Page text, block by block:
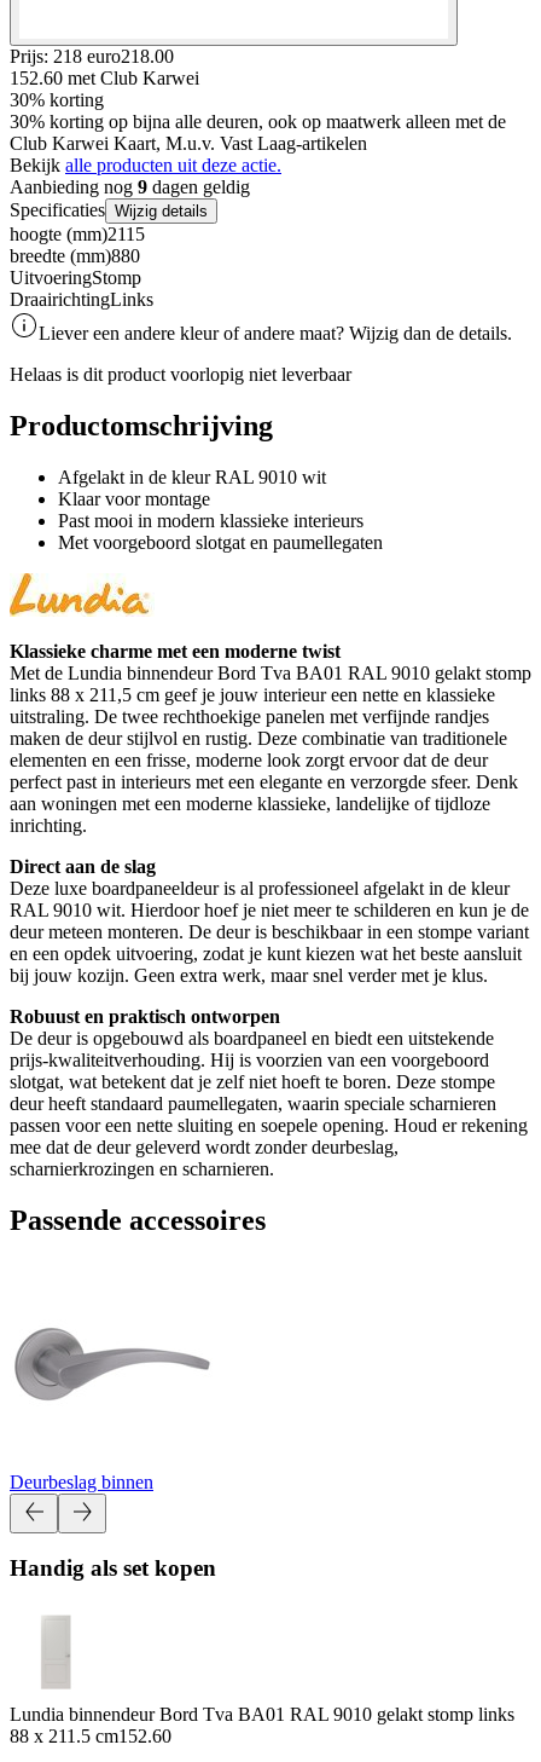
Prijs: 218 euro218.00
152.60 met Club Karwei
30% korting
30% korting op bijna alle deuren, ook op maatwerk alleen met de
Club Karwei Kaart, M.u.v. Vast Laag-artikelen
Bekijk alle producten uit deze actie.
Aanbieding nog 9 dagen geldig
Specificaties Wijzig details
hoogte (mm)2115
breedte (mm)880
UitvoeringStomp
DraairichtingLinks
Liever een andere kleur of andere maat? Wijzig dan de details.
Helaas is dit product voorlopig niet leverbaar
Productomschrijving
Afgelakt in de kleur RAL 9010 wit
Klaar voor montage
Past mooi in modern klassieke interieurs
Met voorgeboord slotgat en paumellegaten
Klassieke charme met een moderne twist
Met de Lundia binnendeur Bord Tva BA01 RAL 9010 gelakt stomp
links 88 x 211,5 cm geef je jouw interieur een nette en klassieke
uitstraling. De twee rechthoekige panelen met verfijnde randjes
maken de deur stijlvol en rustig. Deze combinatie van traditionele
elementen en een frisse, moderne look zorgt ervoor dat de deur
perfect past in interieurs met een elegante en verzorgde sfeer. Denk
aan woningen met een moderne klassieke, landelijke of tijdloze
inrichting.
Direct aan de slag
Deze luxe boardpaneeldeur is al professioneel afgelakt in de kleur
RAL 9010 wit. Hierdoor hoef je niet meer te schilderen en kun je de
deur meteen monteren. De deur is beschikbaar in een stompe variant
en een opdek uitvoering, zodat je kunt kiezen wat het beste aansluit
bij jouw kozijn. Geen extra werk, maar snel verder met je klus.
Robuust en praktisch ontworpen
De deur is opgebouwd als boardpaneel en biedt een uitstekende
prijs-kwaliteitverhouding. Hij is voorzien van een voorgeboord
slotgat, wat betekent dat je zelf niet hoeft te boren. Deze stompe
deur heeft standaard paumellegaten, waarin speciale scharnieren
passen voor een nette sluiting en soepele opening. Houd er rekening
mee dat de deur geleverd wordt zonder deurbeslag,
scharnierkrozingen en scharnieren.
Passende accessoires
Deurbeslag binnen
Handig als set kopen
Lundia binnendeur Bord Tva BA01 RAL 9010 gelakt stomp links
88 x 211.5 cm152.60